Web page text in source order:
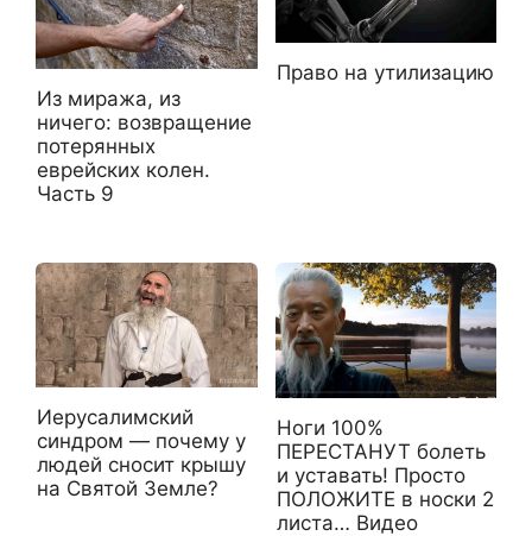
Из миража, из
ничего: возвращение
потерянных
еврейских колен.
Часть 9
Право на утилизацию
Иерусалимский
синдром — почему у
людей сносит крышу
на Святой Земле?
Ноги 100%
ПЕРЕСТАНУТ болеть
и уставать! Просто
ПОЛОЖИТЕ в носки 2
листа… Видео